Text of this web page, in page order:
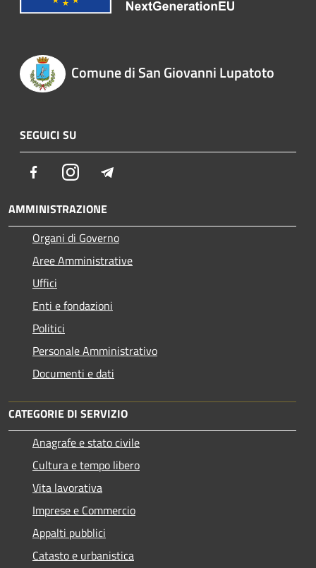
Comune di San Giovanni Lupatoto
SEGUICI SU
FacebookInstagram
AMMINISTRAZIONE
Organi di Governo
Aree Amministrative
Uffici
Enti e fondazioni
Politici
Personale Amministrativo
Documenti e dati
CATEGORIE DI SERVIZIO
Anagrafe e stato civile
Cultura e tempo libero
Vita lavorativa
Imprese e Commercio
Appalti pubblici
Catasto e urbanistica